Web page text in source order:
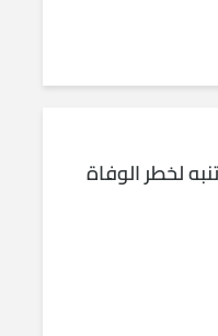
لخطر الوفاة